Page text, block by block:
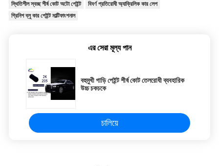
স্থিতিশীল স্বচ্ছ শীর্ষ কোট অটো পেইন্ট
বিবর্ণ প্রতিরোধী অ্যাক্রিলিক কার লেপ
গ্রিনিশ ব্লু কার পেইন্ট মাল্টিফাংশনাল
এর সেরা মূল্য পান
বহুমুখী গাড়ি পেইন্ট শীর্ষ কোট তেলরোধী ব্যবহারিক
উচ্চ চকচকে
চালিয়ে